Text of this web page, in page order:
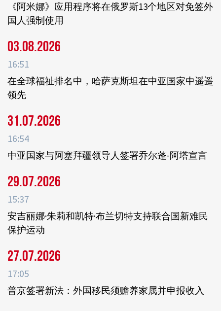
《阿米娜》应用程序将在俄罗斯13个地区对免签外
国人强制使用
03.08.2026
16:51
在全球福祉排名中，哈萨克斯坦在中亚国家中遥遥
领先
31.07.2026
16:54
中亚国家与阿塞拜疆领导人签署乔尔蓬-阿塔宣言
29.07.2026
15:37
安吉丽娜·朱莉和凯特·布兰切特支持联合国新难民
保护运动
27.07.2026
17:05
普京签署新法：外国移民须赡养家属并申报收入